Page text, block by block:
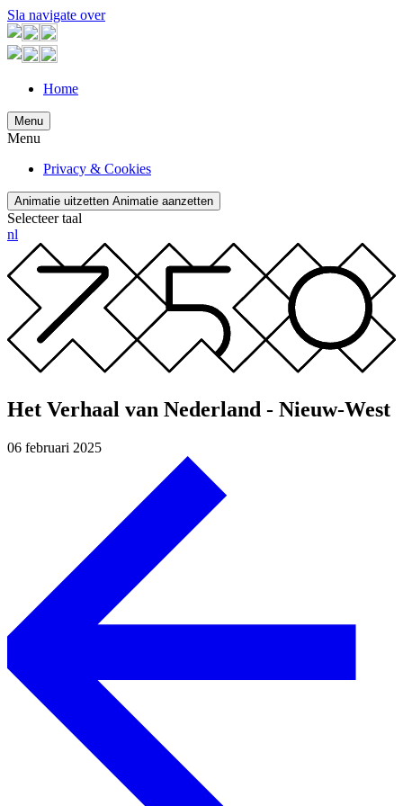
Sla navigate over
Home
Menu
Menu
Privacy & Cookies
Animatie uitzetten Animatie aanzetten
Selecteer taal
nl
Het Verhaal van Nederland - Nieuw-West
06 februari 2025